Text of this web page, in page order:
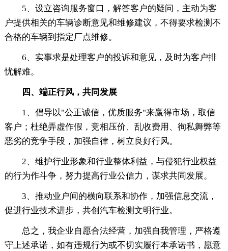
5、设立咨询服务窗口，解答客户的疑问，主动为客
户提供相关的车辆诊断意见和维修建议，不得要求检测不
合格的车辆到指定厂点维修。
6、实事求是处理客户的投诉和意见，及时为客户排
忧解难。
四、端正行风，共同发展
1、倡导以"公正诚信，优质服务"来赢得市场，取信
客户；杜绝弄虚作假，竞相压价、乱收费用、徇私舞弊等
恶劣的竞争手段，加强自律，树立良好行风。
2、维护行业形象和行业整体利益，与侵犯行业权益
的行为作斗争，努力提高行业公信力，谋求共同发展。
3、推动业户间的横向联系和协作，加强信息交流，
促进行业技术进步，共创汽车检测文明行业。
总之，我企业自愿合法经营，加强自我管理，严格遵
守上述承诺，如有违规行为或不切实履行本承诺书，愿意